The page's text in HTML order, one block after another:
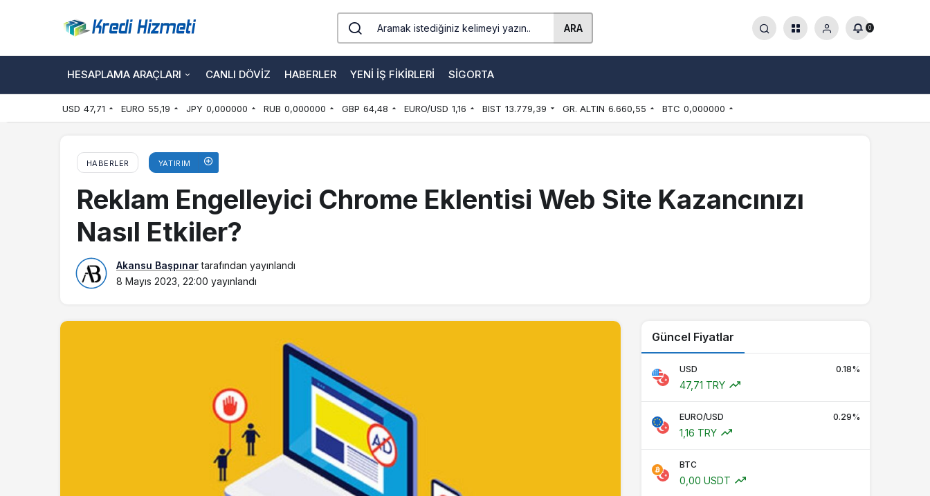
ARA 0
HESAPLAMA ARAÇLARI CANLI DÖVIZ HABERLER YENI İŞ FIKIRLERI SIGORTA
USD 47,71 EURO 55,19 JPY 0,000000 RUB 0,000000 GBP 64,48 EURO/USD 1,16 BIST 13.779,39 GR. ALTIN 6.660,55 BTC 0,000000
HABERLER YATIRIM
Reklam Engelleyici Chrome Eklentisi Web Site Kazancınızı
Nasıl Etkiler?
Akansu Başpınartarafından yayınlandı
8 Mayıs 2023, 22:00 yayınlandı
Güncel Fiyatlar
USD 0.18%
47,71 TRY
EURO/USD 0.29%
1,16 TRY
BTC
0,00 USDT